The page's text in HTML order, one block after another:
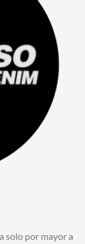
solo por mayor a